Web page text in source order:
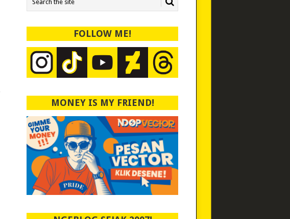
FOLLOW ME!
MONEY IS MY FRIEND!